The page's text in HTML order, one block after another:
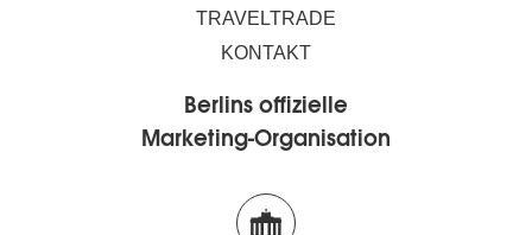
TRAVELTRADE
KONTAKT
Berlins offizielle
Marketing-Organisation